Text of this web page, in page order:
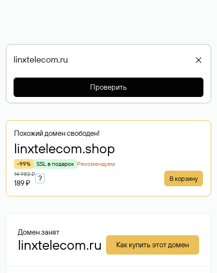
Проверить
Похожий домен свободен!
linxtelecom.shop
-99% SSL в подарок Рекомендуем
14 982 ₽
189 ₽
? В корзину
Домен занят
linxtelecom.ru Как купить этот домен